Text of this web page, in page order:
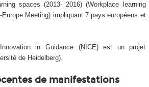
spaces (2013- 2016) (Workplace learning
Europe Meeting) impliquant 7 pays européens et
in Guidance (NICE) est un projet
de Heidelberg).
de manifestations